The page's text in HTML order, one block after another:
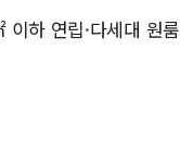
하 연립·다세대 원룸